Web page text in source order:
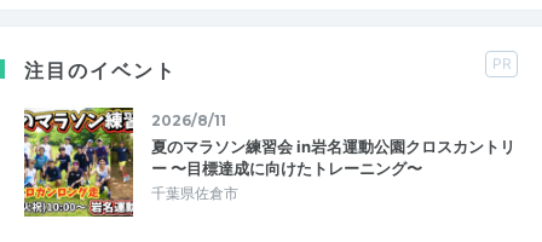
注目のイベント PR
2026/8/11
夏のマラソン練習会 in岩名運動公園クロスカントリ
ー 〜目標達成に向けたトレーニング〜
千葉県佐倉市